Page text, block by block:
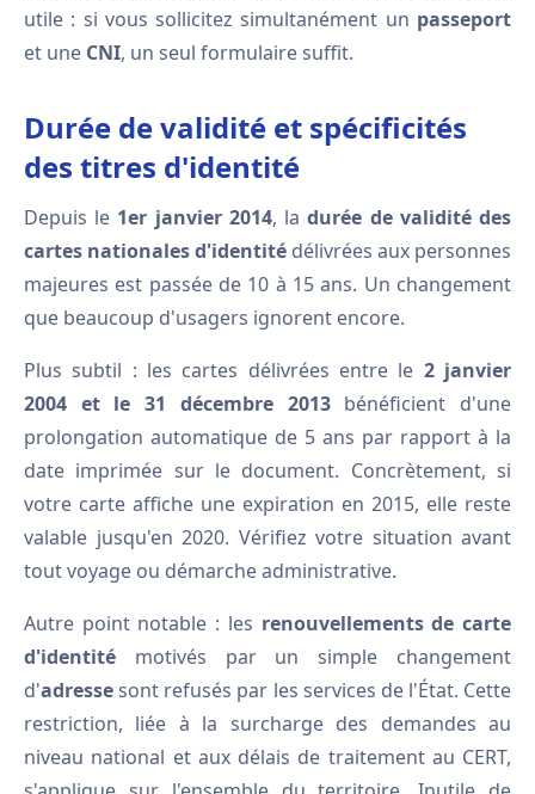
utile : si vous sollicitez simultanément un passeport
et une CNI, un seul formulaire suffit.
Durée de validité et spécificités
des titres d'identité
Depuis le 1er janvier 2014, ladurée de validité des
cartes nationales d'identité délivrées aux personnes
majeures est passée de 10 à 15 ans. Un changement
que beaucoup d'usagers ignorent encore.
Plus subtil : les cartes délivrées entre le 2 janvier
2004 et le 31 décembre 2013bénéficient d'une
prolongation automatique de 5 ans par rapport à la
date imprimée sur le document. Concrètement, si
votre carte affiche une expiration en 2015, elle reste
valable jusqu'en 2020. Vérifiez votre situation avant
tout voyage ou démarche administrative.
Autre point notable : les renouvellements de carte
d'identité motivés par un simple changement
d'adressesont refusés par les services de l'État. Cette
restriction, liée à la surcharge des demandes au
niveau national et aux délais de traitement au CERT,